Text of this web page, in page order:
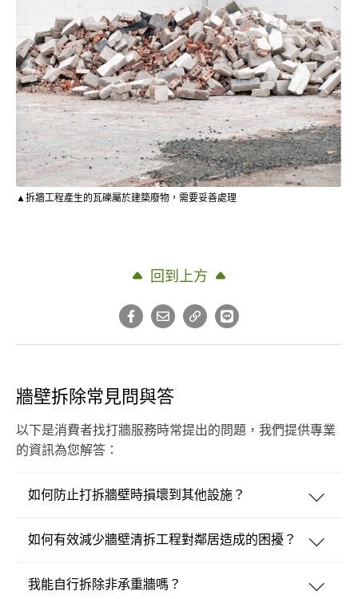
▲拆牆工程產生的瓦礫屬於建築廢物，需要妥善處理
回到上方
牆壁拆除常見問與答
以下是消費者找打牆服務時常提出的問題，我們提供專業
的資訊為您解答：
如何防止打拆牆壁時損壞到其他設施？
如何有效減少牆壁清拆工程對鄰居造成的困擾？
我能自行拆除非承重牆嗎？